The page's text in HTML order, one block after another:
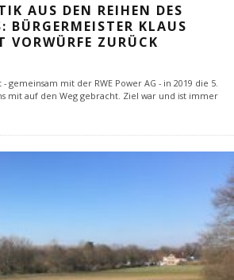
AUS DEN REIHEN DES
BÜRGERMEISTER KLAUS
VORWÜRFE ZURÜCK
gemeinsam mit der RWE Power AG - in 2019 die 5.
mit auf den Weg gebracht. Ziel war und ist immer